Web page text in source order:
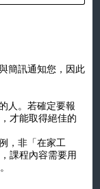
簡訊通知您，因此
人。若確定要報
才能取得絕佳的
，非「在家工
課程內容需要用